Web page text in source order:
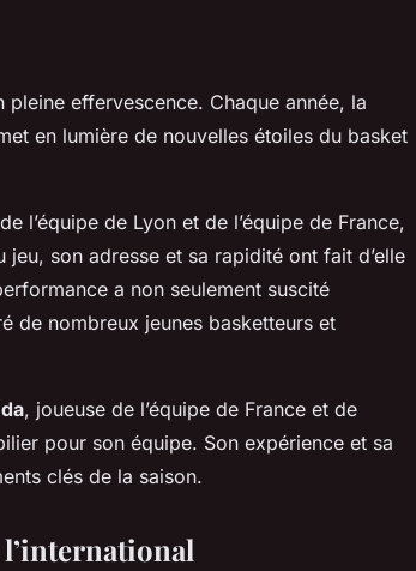
effervescence. Chaque année, la
en lumière de nouvelles étoiles du basket
l’équipe de Lyon et de l’équipe de France,
son adresse et sa rapidité ont fait d’elle
a non seulement suscité
de nombreux jeunes basketteurs et
, joueuse de l’équipe de France et de
pour son équipe. Son expérience et sa
clés de la saison.